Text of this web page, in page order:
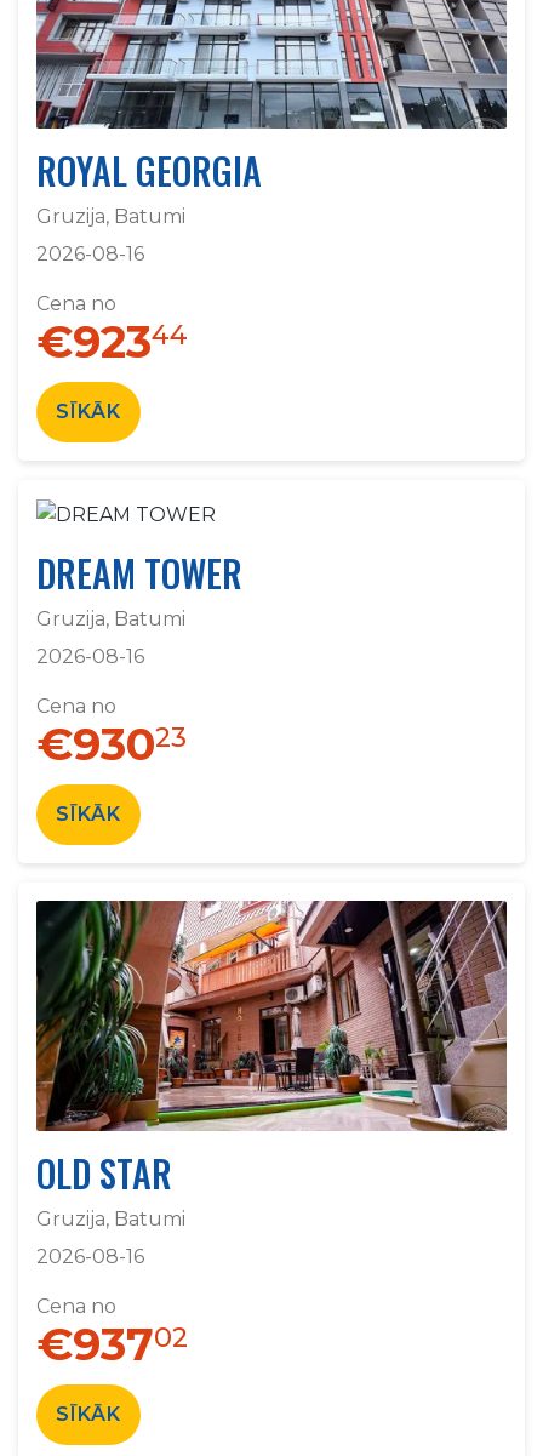
ROYAL GEORGIA
Gruzija, Batumi
2026-08-16
Cena no
€92344
SĪKĀK
DREAM TOWER
Gruzija, Batumi
2026-08-16
Cena no
€93023
SĪKĀK
OLD STAR
Gruzija, Batumi
2026-08-16
Cena no
€93702
SĪKĀK